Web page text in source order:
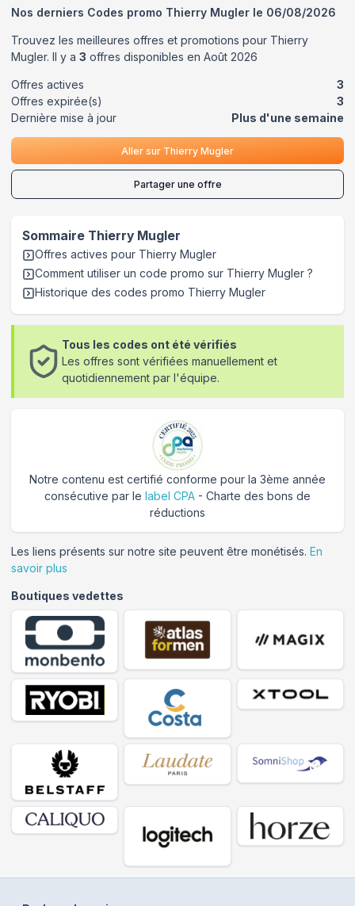
Nos derniers Codes promo Thierry Mugler le 06/08/2026
Trouvez les meilleures offres et promotions pour Thierry
Mugler. Il y a 3 offres disponibles en Août 2026
Offres actives
3
Offres expirée(s)
3
Dernière mise à jour
Plus d'une semaine
Aller sur Thierry Mugler
Partager une offre
Sommaire Thierry Mugler
Offres actives pour Thierry Mugler
Comment utiliser un code promo sur Thierry Mugler ?
Historique des codes promo Thierry Mugler
Tous les codes ont été vérifiés
Les offres sont vérifiées manuellement et
quotidiennement par l'équipe.
Notre contenu est certifié conforme pour la 3ème année
consécutive par le label CPA - Charte des bons de
réductions
Les liens présents sur notre site peuvent être monétisés. En
savoir plus
Boutiques vedettes